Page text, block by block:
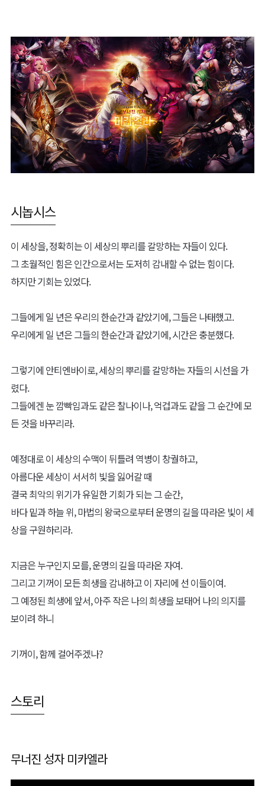
시놉시스
이 세상을, 정확히는 이 세상의 뿌리를 갈망하는 자들이 있다.
그 초월적인 힘은 인간으로서는 도저히 감내할 수 없는 힘이다.
하지만 기회는 있었다.
그들에게 일 년은 우리의 한순간과 같았기에, 그들은 나태했고.
우리에게 일 년은 그들의 한순간과 같았기에, 시간은 충분했다.
그렇기에 안티엔바이로, 세상의 뿌리를 갈망하는 자들의 시선을 가
렸다.
그들에겐 눈 깜빡임과도 같은 찰나이나, 억겁과도 같을 그 순간에 모
든 것을 바꾸리라.
예정대로 이 세상의 수맥이 뒤틀려 역병이 창궐하고,
아름다운 세상이 서서히 빛을 잃어갈 때
결국 최악의 위기가 유일한 기회가 되는 그 순간,
바다 밑과 하늘 위, 마법의 왕국으로부터 운명의 길을 따라온 빛이 세
상을 구원하리라.
지금은 누구인지 모를, 운명의 길을 따라온 자여.
그리고 기꺼이 모든 희생을 감내하고 이 자리에 선 이들이여.
그 예정된 희생에 앞서, 아주 작은 나의 희생을 보태어 나의 의지를
보이려 하니
기꺼이, 함께 걸어주겠나?
스토리
무너진 성자 미카엘라